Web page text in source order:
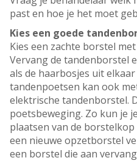
past en hoe je het moet
Kies een goede
Kies een zachte borstel
Vervang de tandenborstel
als de haarbosjes uit
tandenpoetsen kan ook
elektrische tandenborstel.
poetsbeweging. Zo kun je
plaatsen van de
een nieuwe opzetborstel
een borstel die aan